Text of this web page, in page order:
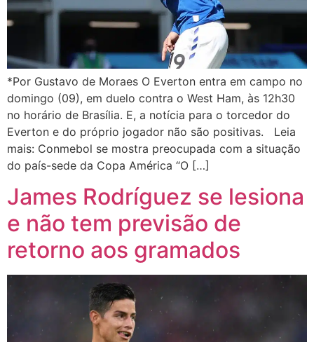
*Por Gustavo de Moraes O Everton entra em campo no
domingo (09), em duelo contra o West Ham, às 12h30
no horário de Brasília. E, a notícia para o torcedor do
Everton e do próprio jogador não são positivas. Leia
mais: Conmebol se mostra preocupada com a situação
do país-sede da Copa América “O […]
James Rodríguez se lesiona
e não tem previsão de
retorno aos gramados